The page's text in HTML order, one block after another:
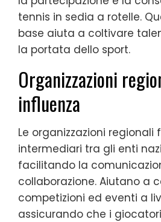
tennis in sedia a rotelle.
base aiuta a coltivare
la portata dello sport.
Organizzazioni
influenza
Le organizzazioni regionali
intermediari tra gli enti
facilitando la
collaborazione. Aiutano a
competizioni ed eventi a
assicurando che i